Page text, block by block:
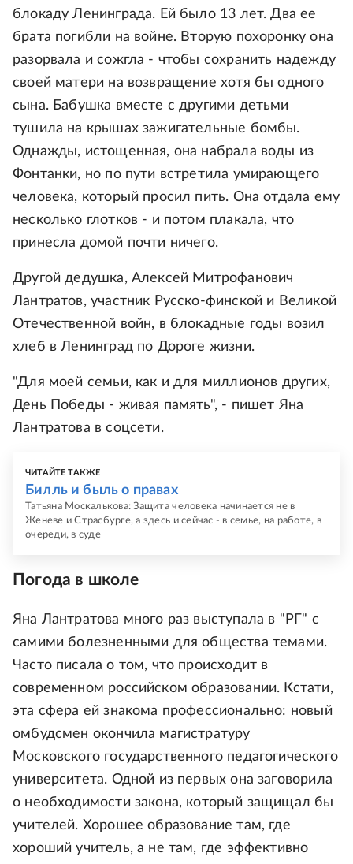
блокаду Ленинграда. Ей было 13 лет. Два ее
брата погибли на войне. Вторую похоронку она
разорвала и сожгла - чтобы сохранить надежду
своей матери на возвращение хотя бы одного
сына. Бабушка вместе с другими детьми
тушила на крышах зажигательные бомбы.
Однажды, истощенная, она набрала воды из
Фонтанки, но по пути встретила умирающего
человека, который просил пить. Она отдала ему
несколько глотков - и потом плакала, что
принесла домой почти ничего.
Другой дедушка, Алексей Митрофанович
Лантратов, участник Русско-финской и Великой
Отечественной войн, в блокадные годы возил
хлеб в Ленинград по Дороге жизни.
"Для моей семьи, как и для миллионов других,
День Победы - живая память", - пишет Яна
Лантратова в соцсети.
ЧИТАЙТЕ ТАКЖЕ
Билль и быль о правах
Татьяна Москалькова: Защита человека начинается не в
Женеве и Страсбурге, а здесь и сейчас - в семье, на работе, в
очереди, в суде
Погода в школе
Яна Лантратова много раз выступала в "РГ" с
самими болезненными для общества темами.
Часто писала о том, что происходит в
современном российском образовании. Кстати,
эта сфера ей знакома профессионально: новый
омбудсмен окончила магистратуру
Московского государственного педагогического
университета. Одной из первых она заговорила
о необходимости закона, который защищал бы
учителей. Хорошее образование там, где
хороший учитель, а не там, где эффективно